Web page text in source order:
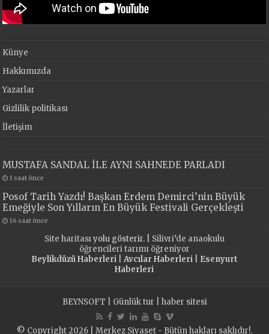
Künye
Hakkımızda
Yazarlar
Gizlilik politikası
İletişim
MUSTAFA SANDAL İLE AYNI SAHNEDE PARLADI
1 saat önce
Posof Tarih Yazdı! Başkan Erdem Demirci’nin Büyük
Emeğiyle Son Yılların En Büyük Festivali Gerçekleşti
16 saat önce
Site haritasıyolu gösterir. | Silivri’de anaokulu
öğrencileri tarımı öğreniyor
Beylikdüzü Haberleri| Avcılar Haberleri| Esenyurt
Haberleri
BEYNSOFT Günlük tur haber sitesi
© Copyright 2026 | Merkez Siyaset - Bütün hakları saklıdır!.